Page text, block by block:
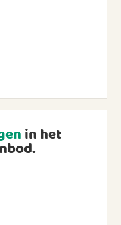
in het